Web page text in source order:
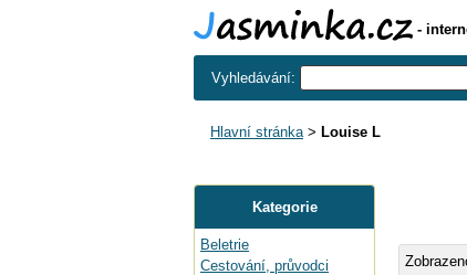
-
Vyhledávání:
Hlavní stránka> Louise L
Kategorie
Beletrie
Cestování, průvodci